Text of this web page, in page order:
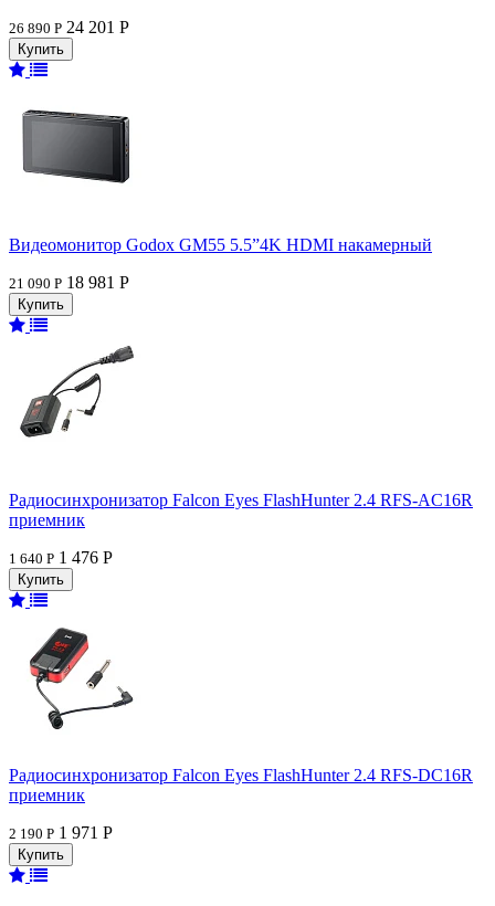
26 890 Р 24 201 Р
Видеомонитор Godox GM55 5.5”4K HDMI накамерный
21 090 Р 18 981 Р
Радиосинхронизатор Falcon Eyes FlashHunter 2.4 RFS-AC16R
приемник
1 640 Р 1 476 Р
Радиосинхронизатор Falcon Eyes FlashHunter 2.4 RFS-DC16R
приемник
2 190 Р 1 971 Р